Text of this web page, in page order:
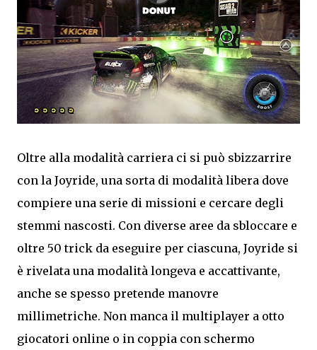
Oltre alla modalità carriera ci si può sbizzarrire
con la Joyride, una sorta di modalità libera dove
compiere una serie di missioni e cercare degli
stemmi nascosti. Con diverse aree da sbloccare e
oltre 50 trick da eseguire per ciascuna, Joyride si
è rivelata una modalità longeva e accattivante,
anche se spesso pretende manovre
millimetriche. Non manca il multiplayer a otto
giocatori online o in coppia con schermo